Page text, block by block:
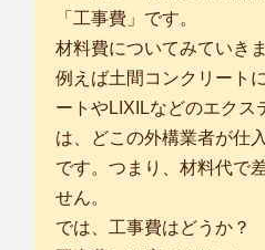
「工事費」です。
材料費についてみていき
例えば土間コンクリート
ートやLIXILなどのエクス
は、どこの外構業者が仕
です。つまり、材料代で
せん。
では、工事費はどうか？